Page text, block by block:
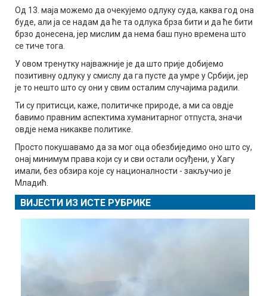
Од 13. маја можемо да очекујемо одлуку суда, каква год она
буде, али ја се надам да ће та одлука брза бити и да ће бити
брзо донесена, јер мислим да нема баш пуно времена што
се тиче тога.
У овом тренутку најважније је да што прије добијемо
позитивну одлуку у смислу да га пусте да умре у Србији, јер
је то нешто што су они у свим осталим случајима радили.
Ти су притисци, каже, политичке природе, а ми са овдје
бавимо правним аспектима хуманитарног отпуста, значи
овдје нема никакве политике.
Просто покушавамо да за мог оца обезбиједимо оно што су,
онај минимум права који су и сви остали осуђени, у Хагу
имали, без обзира које су националности - закључио је
Младић.
ВИЈЕСТИ ИЗ ИСТЕ РУБРИКЕ